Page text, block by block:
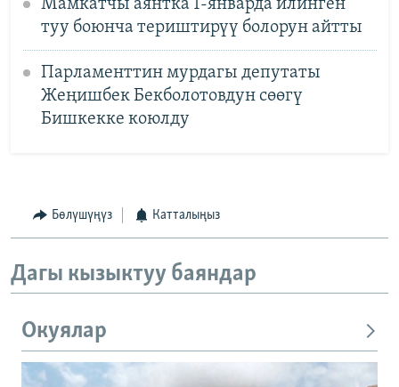
Мамкатчы аянтка 1-январда илинген
туу боюнча териштирүү болорун айтты
Парламенттин мурдагы депутаты
Жеңишбек Бекболотовдун сөөгү
Бишкекке коюлду
Бөлүшүңүз Катталыңыз
Дагы кызыктуу баяндар
Окуялар